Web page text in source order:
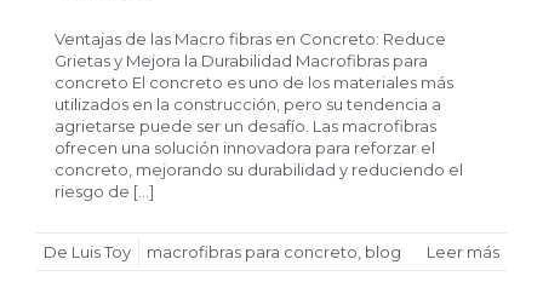
Ventajas de las Macro fibras en Concreto: Reduce
Grietas y Mejora la Durabilidad Macrofibras para
concreto El concreto es uno de los materiales más
utilizados en la construcción, pero su tendencia a
agrietarse puede ser un desafío. Las macrofibras
ofrecen una solución innovadora para reforzar el
concreto, mejorando su durabilidad y reduciendo el
riesgo de […]
De Luis Toy macrofibras para concreto blog Leer más